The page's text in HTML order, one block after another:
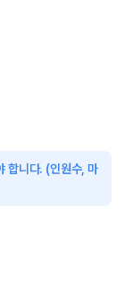
합니다. (인원수, 마